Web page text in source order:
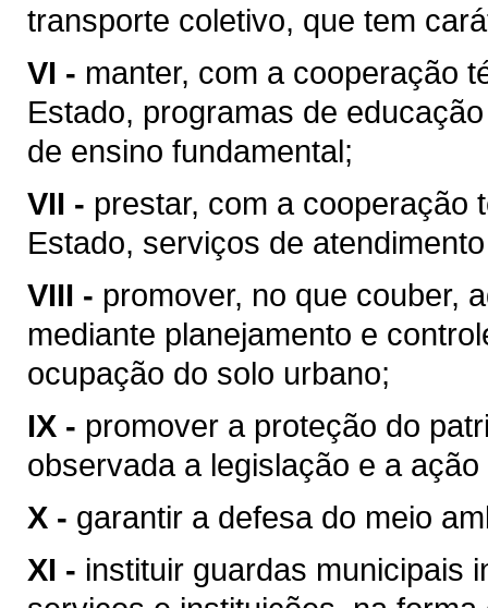
transporte coletivo, que tem
VI - manter, com a cooperação
Estado, programas de
de ensino fundamental;
VII - prestar, com a cooperação
Estado, serviços de
VIII - promover, no que couber,
mediante planejamento e
ocupação do solo urbano;
IX - promover a proteção do
observada a legislação e a
X - garantir a defesa do meio
XI - instituir guardas municipais